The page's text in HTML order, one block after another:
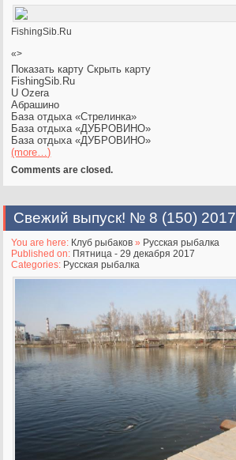
FishingSib.Ru
«>
Показать карту Скрыть карту
FishingSib.Ru
U Ozera
Абрашино
База отдыха «Стрелинка»
База отдыха «ДУБРОВИНО»
База отдыха «ДУБРОВИНО»
(more…)
Comments are closed.
Свежий выпуск! № 8 (150) 2017
You are here: Клуб рыбаков » Русская рыбалка
Published on: Пятница - 29 декабря 2017
Categories: Русская рыбалка